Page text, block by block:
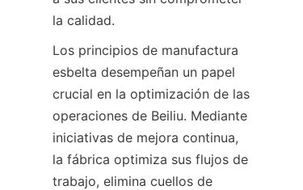
la calidad.
Los principios de manufactura
esbelta desempeñan un papel
crucial en la optimización de las
operaciones de Beiliu. Mediante
iniciativas de mejora continua,
la fábrica optimiza sus flujos de
trabajo, elimina cuellos de